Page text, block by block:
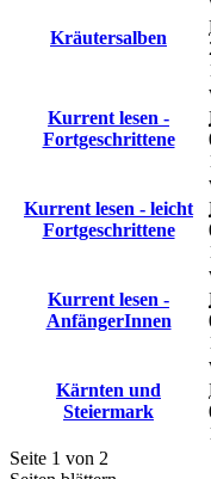
Kräutersalben
Kurrent lesen -
Fortgeschrittene
Kurrent lesen - leicht
Fortgeschrittene
Kurrent lesen -
AnfängerInnen
Kärnten und
Steiermark
Seite 1 von 2